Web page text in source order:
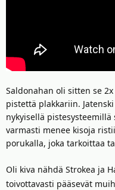
Saldonahan oli sitten se
pistettä plakkariin.
nykyisellä
varmasti menee kisoja
porukalla, joka tarkoittaa
Oli kiva nähdä Strokea ja
toivottavasti pääsevät